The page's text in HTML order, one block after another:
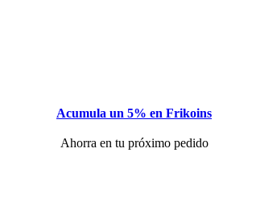
Acumula un 5% en Frikoins
Ahorra en tu próximo pedido